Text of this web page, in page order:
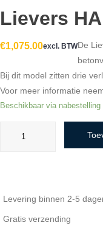
Lievers
€1,075.00excl. BTWDe
Bij dit model zitten drie
Voor meer informatie
Beschikbaar via nabestelling
aantal
Levering binnen 2-5
Gratis verzending